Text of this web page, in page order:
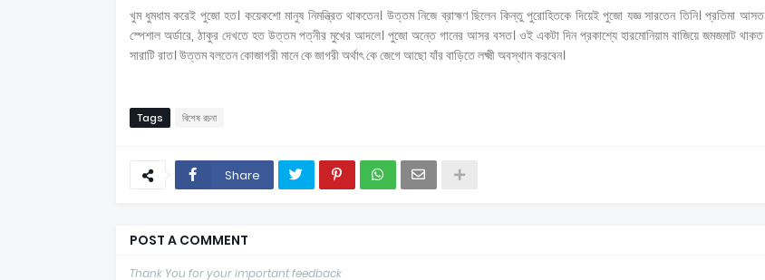
খুম ধুমধাম করেই পুজো হত। কয়েকশো মানুষ নিমন্ত্রিত থাকতেন। উত্তম নিজে ব্রাহ্মণ ছিলেন কিন্তু পুরোহিতকে দিয়েই পুজো যজ্ঞ সারতেন তিনি। প্রতিমা আসত
স্পেশাল অর্ডারে, ঠাকুর দেখতে হত উত্তম পত্নীর মুখের আদলে। পুজো অন্তে গানের আসর বসত। ওই একটা দিন প্রকাশ্যে হারমোনিয়াম বাজিয়ে জমজমাট থাকত
সারাটি রাত। উত্তম বলতেন কোজাগরী মানে কে জাগরী অর্থাৎ কে জেগে আছো যাঁর বাড়িতে লক্ষ্মী অবস্থান করবেন।
Tags বিশেষ রচনা
Share
POST A COMMENT
Thank You for your important feedback